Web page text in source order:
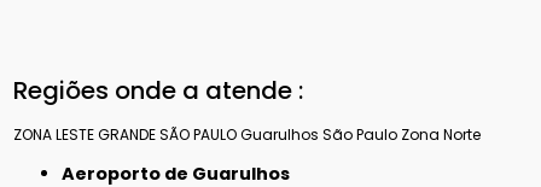
Regiões onde a atende :
ZONA LESTEGRANDE SÃO PAULOGuarulhos São Paulo Zona Norte
Aeroporto de Guarulhos